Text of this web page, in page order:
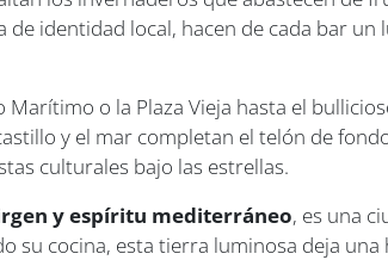
identidad local, hacen de cada bar
o la Plaza Vieja hasta el
y el mar completan el telón de
culturales bajo las estrellas.
y espíritu mediterráneo, es una
su cocina, esta tierra luminosa deja